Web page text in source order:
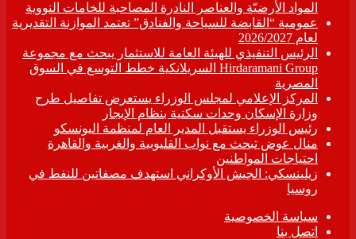
المواد الأرضيّة والعناصر النادرة المصاحبة للخامات النووية
عمومية “القابضة للسياحة والفنادق” تعتمد الموازنة التقديرية
لعام 2026/2027
الرئيس التنفيذي للهيئة العامة للاستثمار يبحث مع مجموعة
Hirdaramani Group السريلانكية خطط التوسع في السوق
المصرية
المركز الإعلامي لمجلس الوزراء يستعرض تفاصيل طرح
وزارة الإسكان وحدات سكنية بنظام الإيجار
رئيس الوزراء يستقبل المدير العام لمنظمة اليونسكو
منال عوض تبحث مع نواب القليوبية والغربية والقاهرة
احتياجات المواطنين
زيلينسكي: الجيش الأوكراني استهدف مصفاتين للنفط في
روسيا
سياسة الخصوصية
اتصل بنا